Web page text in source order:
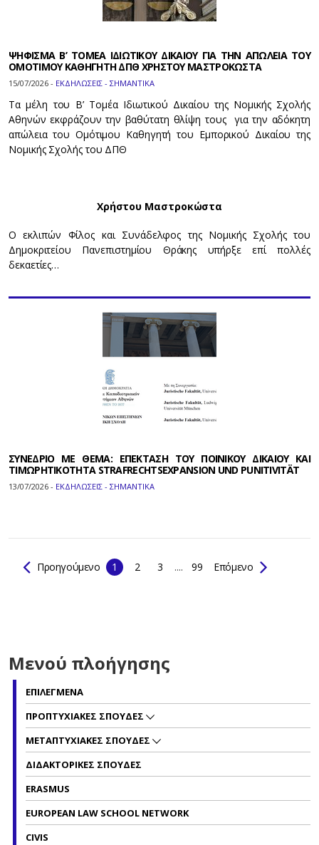
ΨΗΦΙΣΜΑ Β’ ΤΟΜΕΑ ΙΔΙΩΤΙΚΟΥ ΔΙΚΑΙΟΥ ΓΙΑ ΤΗΝ ΑΠΩΛΕΙΑ ΤΟΥ
ΟΜΟΤΙΜΟΥ ΚΑΘΗΓΗΤΗ ΔΠΘ ΧΡΗΣΤΟΥ ΜΑΣΤΡΟΚΩΣΤΑ
15/07/2026 - ΕΚΔΗΛΩΣΕΙΣ - ΣΗΜΑΝΤΙΚΑ
Τα μέλη του Β’ Τομέα Ιδιωτικού Δικαίου της Νομικής Σχολής
Αθηνών εκφράζουν την βαθύτατη θλίψη τους για την αδόκητη
απώλεια του Ομότιμου Καθηγητή του Εμπορικού Δικαίου της
Νομικής Σχολής του ΔΠΘ
Χρήστου Μαστροκώστα
Ο εκλιπών Φίλος και Συνάδελφος της Νομικής Σχολής του
Δημοκριτείου Πανεπιστημίου Θράκης υπήρξε επί πολλές
δεκαετίες…
ΣΥΝΕΔΡΙΟ ΜΕ ΘΕΜΑ: EΠΕΚΤΑΣΗ ΤΟΥ ΠΟΙΝΙΚΟΥ ΔΙΚΑΙΟΥ ΚΑΙ
ΤΙΜΩΡΗΤΙΚΟΤΗΤΑ STRAFRECHTSEXPANSION UND PUNITIVITÄT
13/07/2026 - ΕΚΔΗΛΩΣΕΙΣ - ΣΗΜΑΝΤΙΚΑ
Προηγούμενο 1 2 3 .... 99 Επόμενο
Μενού πλοήγησης
ΕΠΙΛΕΓΜΕΝΑ
ΠΡΟΠΤΥΧΙΑΚΕΣ ΣΠΟΥΔΕΣ
ΜΕΤΑΠΤΥΧΙΑΚΕΣ ΣΠΟΥΔΕΣ
ΔΙΔΑΚΤΟΡΙΚΕΣ ΣΠΟΥΔΕΣ
ERASMUS
EUROPEAN LAW SCHOOL NETWORK
CIVIS